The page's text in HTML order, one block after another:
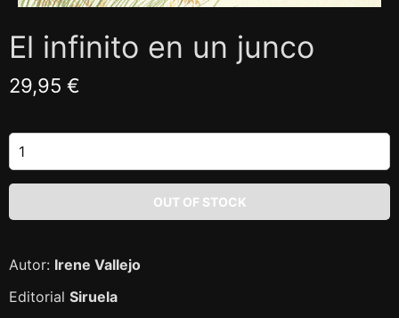
El infinito en un junco
29,95 €
Autor: Irene Vallejo
Editorial Siruela